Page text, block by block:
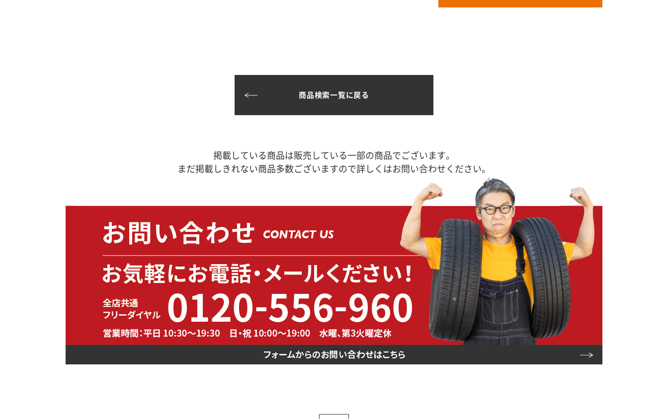
商品検索一覧に戻る
掲載している商品は販売している一部の商品でございます。
まだ掲載しきれない商品多数ございますので詳しくはお問い合わせください。